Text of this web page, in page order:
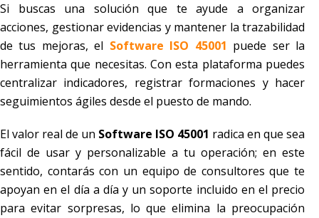
Si buscas una solución que te ayude a organizar
acciones, gestionar evidencias y mantener la trazabilidad
de tus mejoras, el Software ISO 45001 puede ser la
herramienta que necesitas. Con esta plataforma puedes
centralizar indicadores, registrar formaciones y hacer
seguimientos ágiles desde el puesto de mando.
El valor real de un Software ISO 45001 radica en que sea
fácil de usar y personalizable a tu operación; en este
sentido, contarás con un equipo de consultores que te
apoyan en el día a día y un soporte incluido en el precio
para evitar sorpresas, lo que elimina la preocupación